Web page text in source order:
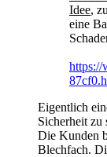
Idee,
eine
https://
Eigentlich
Sicherheit zu
Die Kunden
Blechfach.